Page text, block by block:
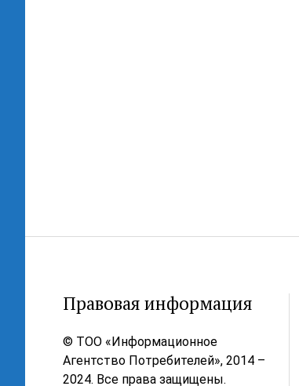
Правовая информация
© ТОО «Информационное
Агентство Потребителей», 2014 –
2024. Все права защищены.